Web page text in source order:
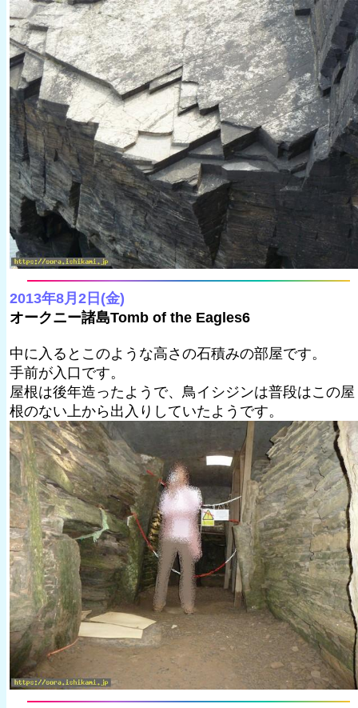
2013年8月2日(金)
オークニー諸島Tomb of the Eagles6
中に入るとこのような高さの石積みの部屋です。
手前が入口です。
屋根は後年造ったようで、鳥イシジンは普段はこの屋
根のない上から出入りしていたようです。